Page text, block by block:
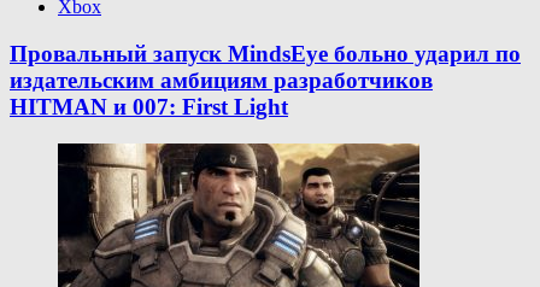
Xbox
Провальный запуск MindsEye больно ударил по
издательским амбициям разработчиков
HITMAN и 007: First Light